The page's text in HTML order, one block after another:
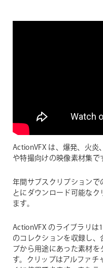
ActionVFX は、爆発、火炎
や特撮向けの映像素材集で
年間サブスクリプション
とにダウンロード可能な
ます。
ActionVFX のライブラリ
のコレクションを収録し
プから用途にあった素材
す。クリップはアルファチ